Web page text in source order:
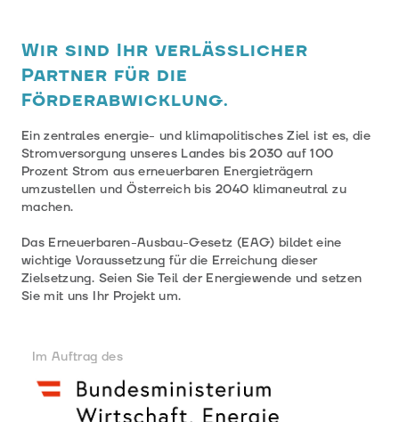
Wir sind Ihr verlässlicher
Partner für die
Förderabwicklung.
Ein zentrales energie- und klimapolitisches Ziel ist es, die
Stromversorgung unseres Landes bis 2030 auf 100
Prozent Strom aus erneuerbaren Energieträgern
umzustellen und Österreich bis 2040 klimaneutral zu
machen.
Das Erneuerbaren-Ausbau-Gesetz (EAG) bildet eine
wichtige Voraussetzung für die Erreichung dieser
Zielsetzung. Seien Sie Teil der Energiewende und setzen
Sie mit uns Ihr Projekt um.
Im Auftrag des